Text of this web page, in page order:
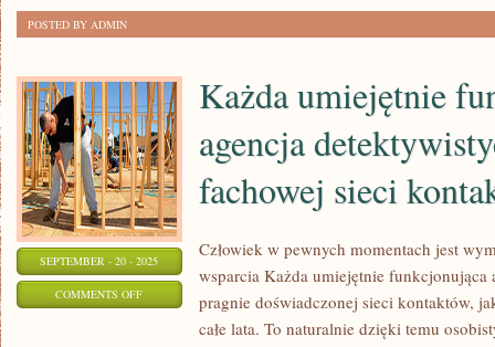
WYŁĄCZNIE
W
PUBLICZNYCH
POSTED BY ADMIN
SEPTEMBER - 20 - 2025
COMMENTS OFFON
Każda umiejętnie
agencja
fachowej sieci
Człowiek w pewnych momentach jest
wsparcia Każda umiejętnie funkcjonująca
pragnie doświadczonej sieci kontaktów,
całe lata. To naturalnie dzięki temu